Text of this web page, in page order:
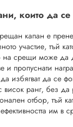
които да се
капан е
участие, тъй
на срещи може да
и пропуснати
избягват да се
висок ранг, без да
отбор, тъй
им в